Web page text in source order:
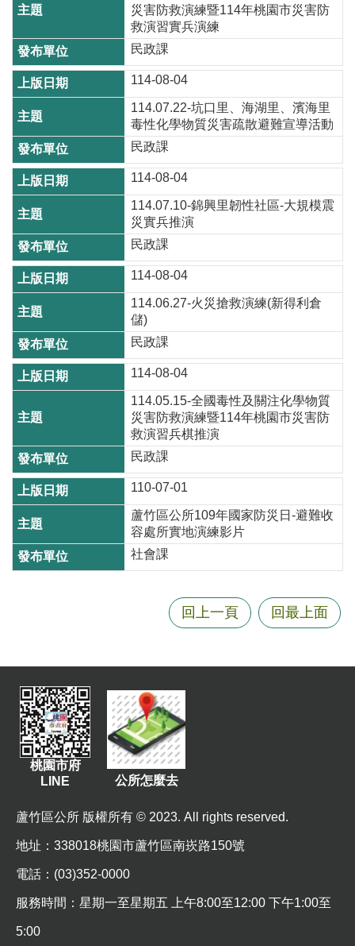
相
關
資
料
回
首
頁
網
站
導
覽
市
政
信
箱
見
題
桃
園
市
政
府
i
隱
私
策
政
網
站
料
災害防救演練暨114年桃園市災害防
救演習實兵演練
民政課
114-08-04
114.07.22-坑口里、海湖里、濱海里
毒性化學物質災害疏散避難宣導活動
民政課
114-08-04
114.07.10-錦興里韌性社區-大規模震
災實兵推演
民政課
114-08-04
114.06.27-火災搶救演練(新得利倉
儲)
民政課
114-08-04
114.05.15-全國毒性及關注化學物質
災害防救演練暨114年桃園市災害防
救演習兵棋推演
民政課
110-07-01
蘆竹區公所109年國家防災日-避難收
容處所實地演練影片
社會課
回上一頁 回最上面
桃園市府
LINE
公所怎麼去
蘆竹區公所 版權所有 © 2023. All rights reserved.
地址 ：338018桃園市蘆竹區南崁路150號
電話：(03)352-0000
服務時間：星期一至星期五 上午8:00至12:00 下午1:00至
5:00